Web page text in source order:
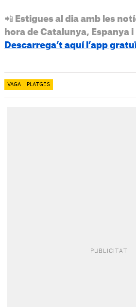
📲 Estigues al dia amb les
hora de Catalunya, Espanya
Descarrega’t aquí l’app
VAGA PLATGES